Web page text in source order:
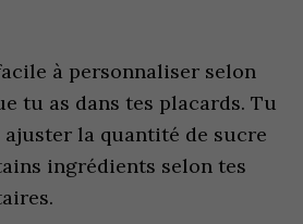
à personnaliser selon
tu as dans tes placards. Tu
ajuster la quantité de sucre
ingrédients selon tes